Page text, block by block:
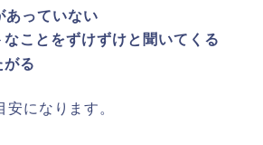
あっていない
なことをずけずけと聞いてくる
がる
になります。